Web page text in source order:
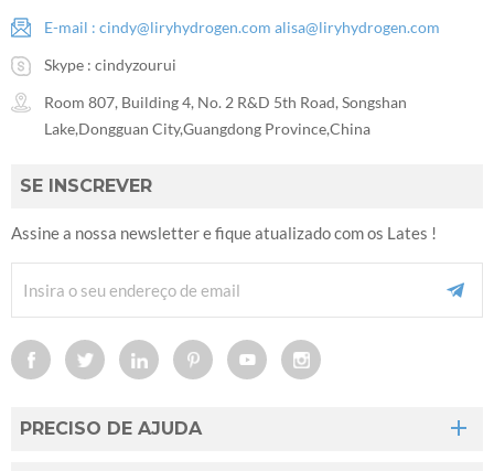
E-mail : cindy@liryhydrogen.com alisa@liryhydrogen.com
Skype : cindyzourui
Room 807, Building 4, No. 2 R&D 5th Road, Songshan
Lake,Dongguan City,Guangdong Province,China
SE INSCREVER
Assine a nossa newsletter e fique atualizado com os Lates !
PRECISO DE AJUDA